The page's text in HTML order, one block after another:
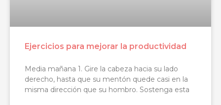
Ejercicios para mejorar la productividad
Media mañana 1. Gire la cabeza hacia su lado
derecho, hasta que su mentón quede casi en la
misma dirección que su hombro. Sostenga esta